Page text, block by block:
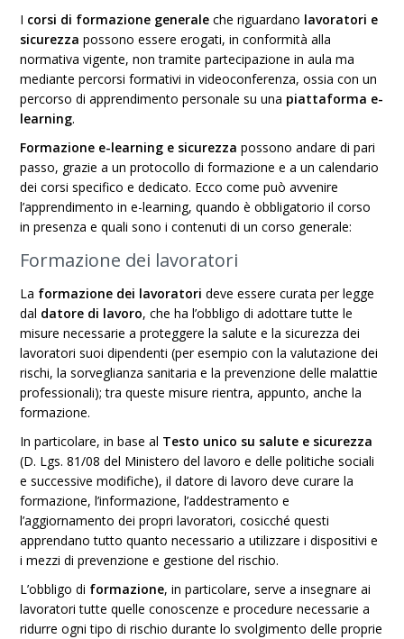
I corsi di formazione generale che riguardano lavoratori e
sicurezza possono essere erogati, in conformità alla
normativa vigente, non tramite partecipazione in aula ma
mediante percorsi formativi in videoconferenza, ossia con un
percorso di apprendimento personale su una piattaforma e-
learning.
Formazione e-learning e sicurezza possono andare di pari
passo, grazie a un protocollo di formazione e a un calendario
dei corsi specifico e dedicato. Ecco come può avvenire
l’apprendimento in e-learning, quando è obbligatorio il corso
in presenza e quali sono i contenuti di un corso generale:
Formazione dei lavoratori
La formazione dei lavoratori deve essere curata per legge
dal datore di lavoro, che ha l’obbligo di adottare tutte le
misure necessarie a proteggere la salute e la sicurezza dei
lavoratori suoi dipendenti (per esempio con la valutazione dei
rischi, la sorveglianza sanitaria e la prevenzione delle malattie
professionali); tra queste misure rientra, appunto, anche la
formazione.
In particolare, in base al Testo unico su salute e sicurezza
(D. Lgs. 81/08 del Ministero del lavoro e delle politiche sociali
e successive modifiche), il datore di lavoro deve curare la
formazione, l’informazione, l’addestramento e
l’aggiornamento dei propri lavoratori, cosicché questi
apprendano tutto quanto necessario a utilizzare i dispositivi e
i mezzi di prevenzione e gestione del rischio.
L’obbligo di formazione, in particolare, serve a insegnare ai
lavoratori tutte quelle conoscenze e procedure necessarie a
ridurre ogni tipo di rischio durante lo svolgimento delle proprie